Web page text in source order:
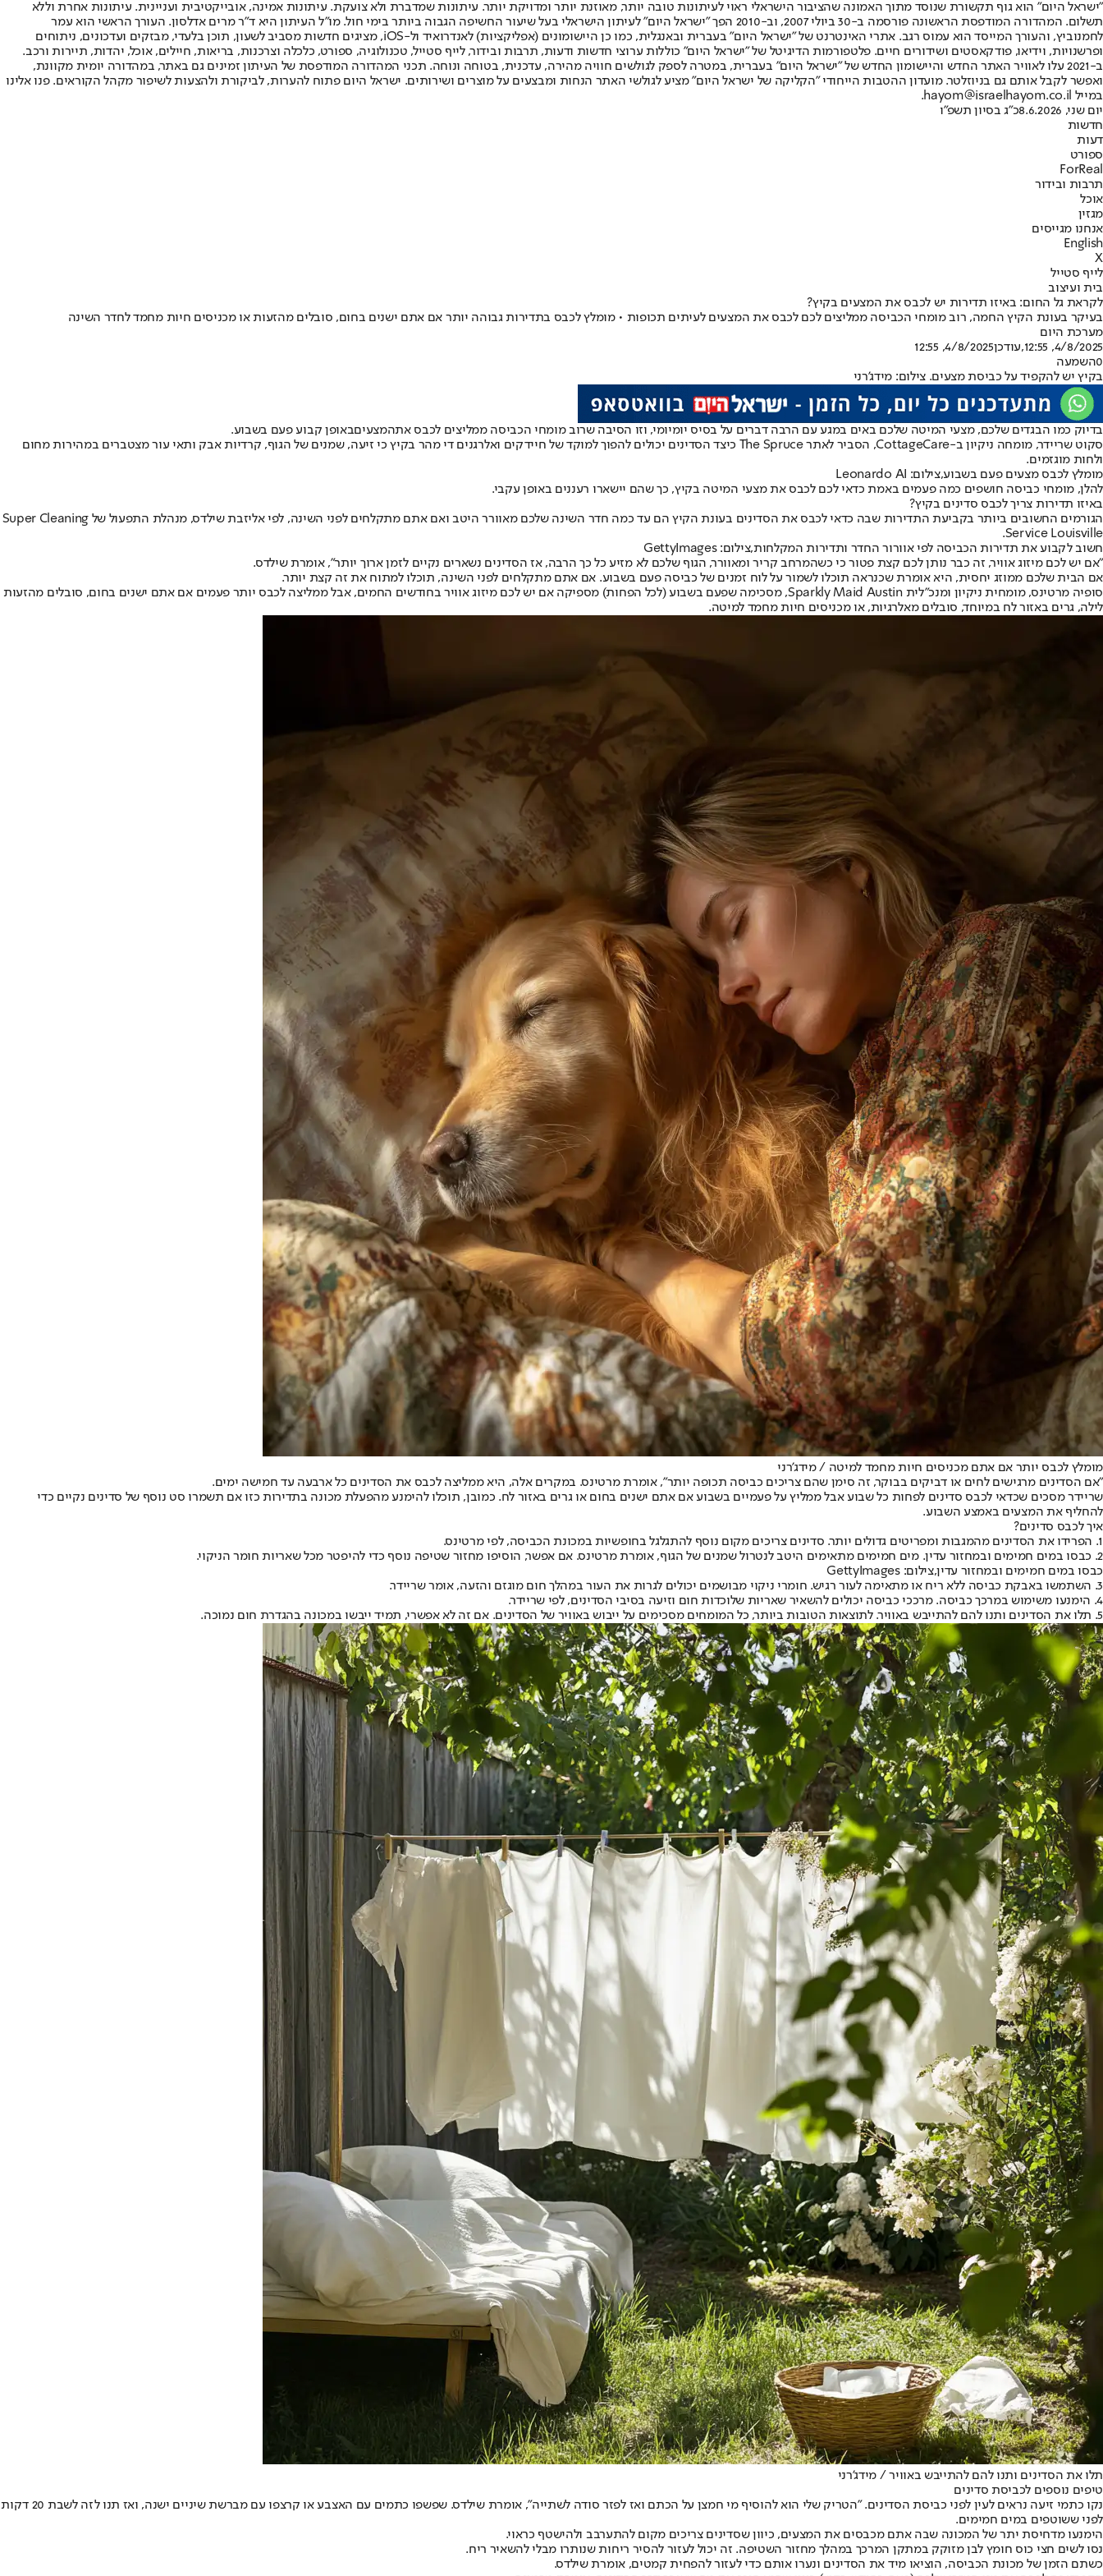
"ישראל היום" הוא גוף תקשורת שנוסד מתוך האמונה שהציבור הישראלי ראוי לעיתונות טובה יותר, מאוזנת יותר ומדויקת יותר. עיתונות שמדברת ולא צועקת. עיתונות אמינה, אובייקטיבית ועניינית. עיתונות אחרת וללא
תשלום. המהדורה המודפסת הראשונה פורסמה ב-30 ביולי 2007, וב-2010 הפך "ישראל היום" לעיתון הישראלי בעל שיעור החשיפה הגבוה ביותר בימי חול. מו"ל העיתון היא ד"ר מרים אדלסון. העורך הראשי הוא עמר
לחמנוביץ, והעורך המייסד הוא עמוס רגב. אתרי האינטרנט של "ישראל היום" בעברית ובאנגלית, כמו כן היישומונים (אפליקציות) לאנדרואיד ול-iOS, מציגים חדשות מסביב לשעון, תוכן בלעדי, מבזקים ועדכונים, ניתוחים
ופרשנויות, וידיאו, פודקאסטים ושידורים חיים. פלטפורמות הדיגיטל של "ישראל היום" כוללות ערוצי חדשות ודעות, תרבות ובידור, לייף סטייל, טכנולוגיה, ספורט, כלכלה וצרכנות, בריאות, חיילים, אוכל, יהדות, תיירות ורכב.
ב-2021 עלו לאוויר האתר החדש והיישומון החדש של "ישראל היום" בעברית, במטרה לספק לגולשים חוויה מהירה, עדכנית, בטוחה ונוחה. תכני המהדורה המודפסת של העיתון זמינים גם באתר, במהדורה יומית מקוונת,
ואפשר לקבל אותם גם בניוזלטר. מועדון ההטבות הייחודי "הקליקה של ישראל היום" מציע לגולשי האתר הנחות ומבצעים על מוצרים ושירותים. ישראל היום פתוח להערות, לביקורת ולהצעות לשיפור מקהל הקוראים. פנו אלינו
במייל hayom@israelhayom.co.il.
יום שני, 8.6.2026
כ"ג בסיון תשפ"ו
חדשות
דעות
ספורט
ForReal
תרבות ובידור
אוכל
מגזין
אנחנו מגייסים
English
X
לייף סטייל
בית ועיצוב
לקראת גל החום: באיזו תדירות יש לכבס את המצעים בקיץ?
בעיקר בעונת הקיץ החמה, רוב מומחי הכביסה ממליצים לכם לכבס את המצעים לעיתים תכופות • מומלץ לכבס בתדירות גבוהה יותר אם אתם ישנים בחום, סובלים מהזעות או מכניסים חיות מחמד לחדר השינה
מערכת היום
4/8/2025, 12:55
,עודכן4/8/2025, 12:55
0השמעה
בקיץ יש להקפיד על כביסת מצעים. צילום: מידג'רני
בדיוק כמו הבגדים שלכם, מצעי המיטה שלכם באים במגע עם הרבה דברים על בסיס יומיומי, וזו הסיבה שרוב מומחי הכביסה ממליצים לכבס אתהמצעיםבאופן קבוע פעם בשבוע.
סקוט שריידר, מומחה ניקיון ב-CottageCare, הסביר לאתר The Spruce כיצד הסדינים יכולים להפוך למוקד של חיידקים ואלרגנים די מהר בקיץ כי זיעה, שמנים של הגוף, קרדיות אבק ותאי עור מצטברים במהירות מחום
ולחות מוגזמים.
מומלץ לכבס מצעים פעם בשבוע,צילום: Leonardo AI
להלן, מומחי כביסה חושפים כמה פעמים באמת כדאי לכם לכבס את מצעי המיטה בקיץ, כך שהם יישארו רעננים באופן עקבי.
באיזו תדירות צריך לכבס סדינים בקיץ?
הגורמים החשובים ביותר בקביעת התדירות שבה כדאי לכבס את הסדינים בעונת הקיץ הם עד כמה חדר השינה שלכם מאוורר היטב ואם אתם מתקלחים לפני השינה, לפי אליזבת שילדס, מנהלת התפעול של Super Cleaning
Service Louisville.
חשוב לקבוע את תדירות הכביסה לפי אוורור החדר ותדירות המקלחות,צילום: GettyImages
"אם יש לכם מיזוג אוויר, זה כבר נותן לכם קצת פטור כי כשהמרחב קריר ומאוורר, הגוף שלכם לא מזיע כל כך הרבה, אז הסדינים נשארים נקיים לזמן ארוך יותר", אומרת שילדס.
אם הבית שלכם ממוזג יחסית, היא אומרת שכנראה תוכלו לשמור על לוח זמנים של כביסה פעם בשבוע. אם אתם מתקלחים לפני השינה, תוכלו למתוח את זה קצת יותר.
סופיה מרטינס, מומחית ניקיון ומנכ"לית Sparkly Maid Austin, מסכימה שפעם בשבוע (לכל הפחות) מספיקה אם יש לכם מיזוג אוויר בחודשים החמים, אבל ממליצה לכבס יותר פעמים אם אתם ישנים בחום, סובלים מהזעות
לילה, גרים באזור לח במיוחד, סובלים מאלרגיות, או מכניסים חיות מחמד למיטה.
מומלץ לכבס יותר אם אתם מכניסים חיות מחמד למיטה / מידג'רני
"אם הסדינים מרגישים לחים או דביקים בבוקר, זה סימן שהם צריכים כביסה תכופה יותר", אומרת מרטינס. במקרים אלה, היא ממליצה לכבס את הסדינים כל ארבעה עד חמישה ימים.
שריידר מסכים שכדאי לכבס סדינים לפחות כל שבוע אבל ממליץ על פעמיים בשבוע אם אתם ישנים בחום או גרים באזור לח. כמובן, תוכלו להימנע מהפעלת מכונה בתדירות כזו אם תשמרו סט נוסף של סדינים נקיים כדי
להחליף את המצעים באמצע השבוע.
איך לכבס סדינים?
1. הפרידו את הסדינים מהמגבות ומפריטים גדולים יותר. סדינים צריכים מקום נוסף להתגלגל בחופשיות במכונת הכביסה, לפי מרטינס.
2. כבסו במים חמימים ובמחזור עדין. מים חמימים מתאימים היטב לנטרול שמנים של הגוף, אומרת מרטינס. אם אפשר, הוסיפו מחזור שטיפה נוסף כדי להיפטר מכל שאריות חומר הניקוי.
כבסו במים חמימים ובמחזור עדין,צילום: GettyImages
3. השתמשו באבקת כביסה ללא ריח או מתאימה לעור רגיש. חומרי ניקוי מבושמים יכולים לגרות את העור במהלך חום מוגזם והזעה, אומר שריידר.
4. הימנעו משימוש במרכך כביסה. מרככי כביסה יכולים להשאיר שאריות שלוכדות חום וזיעה בסיבי הסדינים, לפי שריידר.
5. תלו את הסדינים ותנו להם להתייבש באוויר. לתוצאות הטובות ביותר, כל המומחים מסכימים על ייבוש באוויר של הסדינים. אם זה לא אפשרי, תמיד ייבשו במכונה בהגדרת חום נמוכה.
תלו את הסדינים ותנו להם להתייבש באוויר / מידג'רני
טיפים נוספים לכביסת סדינים
נקו כתמי זיעה נראים לעין לפני כביסת הסדינים. "הטריק שלי הוא להוסיף מי חמצן על הכתם ואז לפזר סודה לשתייה", אומרת שילדס. שפשפו כתמים עם האצבע או קרצפו עם מברשת שיניים ישנה, ואז תנו לזה לשבת 20 דקות
לפני ששוטפים במים חמימים.
הימנעו מדחיסת יתר של המכונה שבה אתם מכבסים את המצעים, כיוון שסדינים צריכים מקום להתערבב ולהישטף כראוי.
נסו לשים חצי כוס חומץ לבן מזוקק במתקן המרכך במהלך מחזור השטיפה. זה יכול לעזור להסיר ריחות שנותרו מבלי להשאיר ריח.
כשתם הזמן של מכונת הכביסה, הוציאו מיד את הסדינים ונערו אותם כדי לעזור להפחית קמטים, אומרת שילדס.